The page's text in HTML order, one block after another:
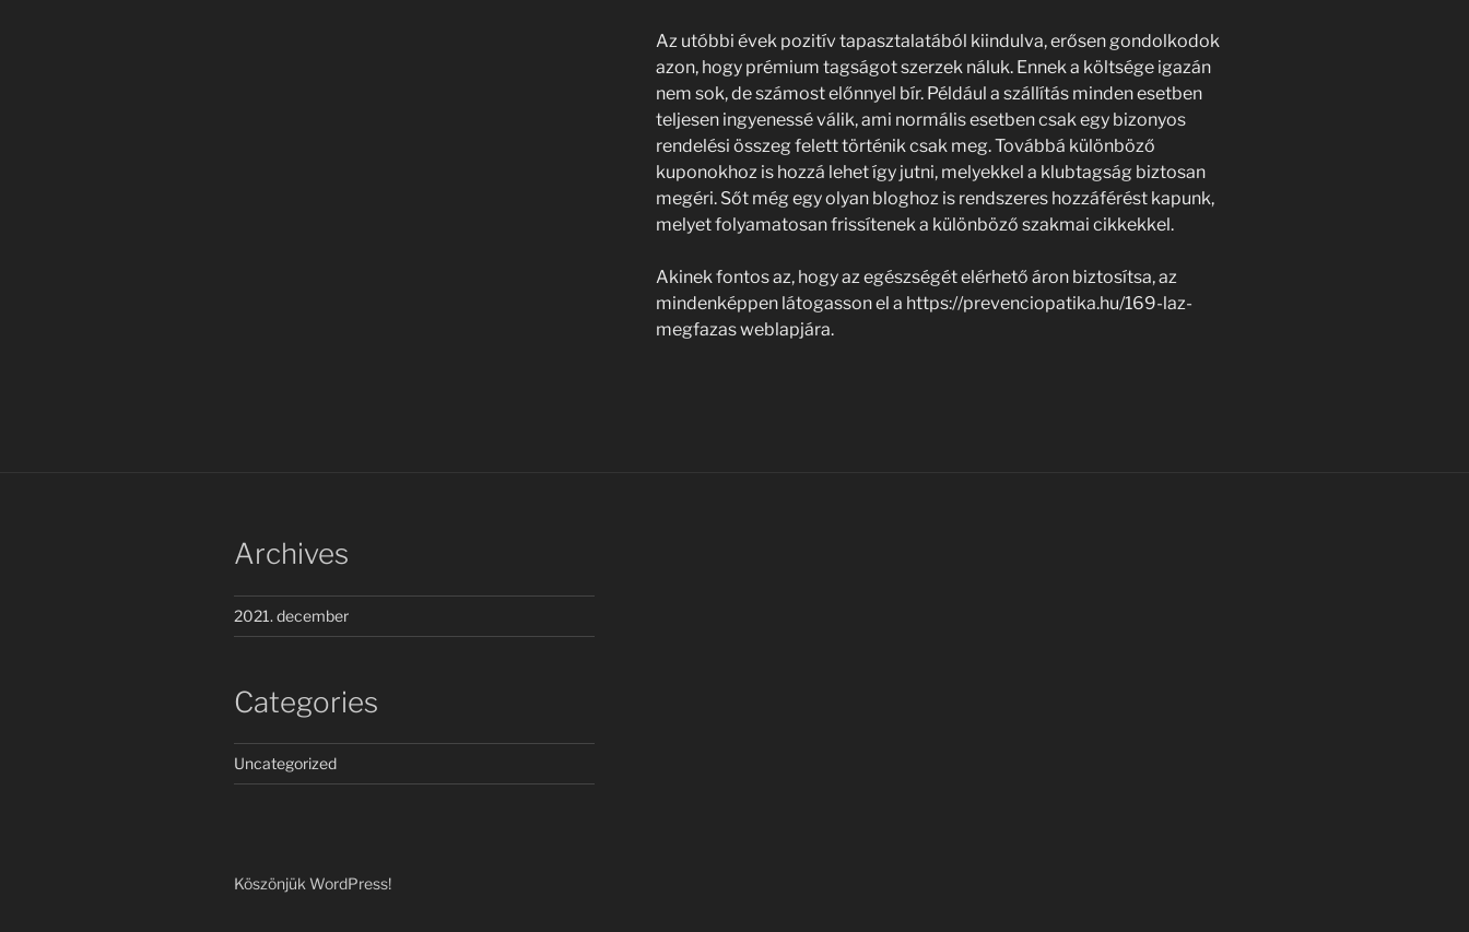
Az utóbbi évek pozitív tapasztalatából kiindulva, erősen gondolkodok
azon, hogy prémium tagságot szerzek náluk. Ennek a költsége igazán
nem sok, de számost előnnyel bír. Például a szállítás minden esetben
teljesen ingyenessé válik, ami normális esetben csak egy bizonyos
rendelési összeg felett történik csak meg. Továbbá különböző
kuponokhoz is hozzá lehet így jutni, melyekkel a klubtagság biztosan
megéri. Sőt még egy olyan bloghoz is rendszeres hozzáférést kapunk,
melyet folyamatosan frissítenek a különböző szakmai cikkekkel.
Akinek fontos az, hogy az egészségét elérhető áron biztosítsa, az
mindenképpen látogasson el a https://prevenciopatika.hu/169-laz-
megfazas weblapjára.
Archives
2021. december
Categories
Uncategorized
Köszönjük WordPress!